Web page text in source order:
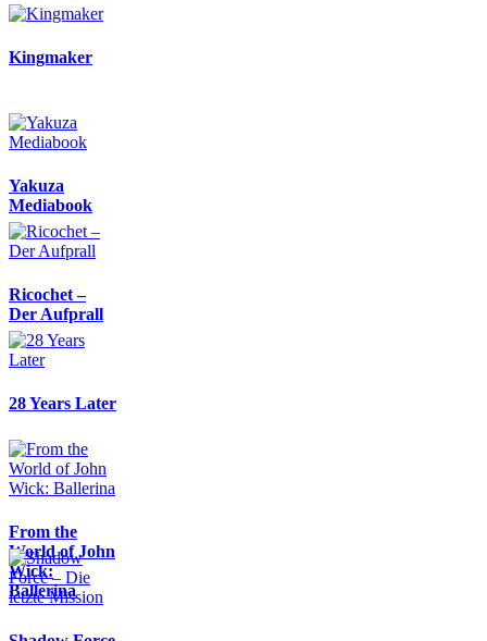
Kingmaker
Yakuza
Mediabook
Ricochet –
Der Aufprall
28 Years Later
From the
World of John
Wick:
Ballerina